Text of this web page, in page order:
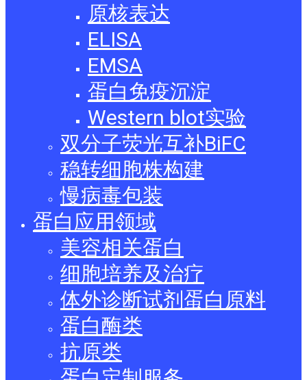
原核表达
ELISA
EMSA
蛋白免疫沉淀
Western blot实验
双分子荧光互补BiFC
稳转细胞株构建
慢病毒包装
蛋白应用领域
美容相关蛋白
细胞培养及治疗
体外诊断试剂蛋白原料
蛋白酶类
抗原类